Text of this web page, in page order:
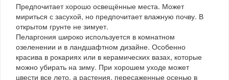
Предпочитает хорошо освещённые места. Может
мириться с засухой, но предпочитает влажную почву. В
открытом грунте не зимует.
Пеларгония широко используется в комнатном
озеленении и в ландшафтном дизайне. Особенно
красива в рокариях или в керамических вазах, которые
можно убирать на зиму. При хорошем уходе может
цвести все лето, а растения, пересаженные осенью в